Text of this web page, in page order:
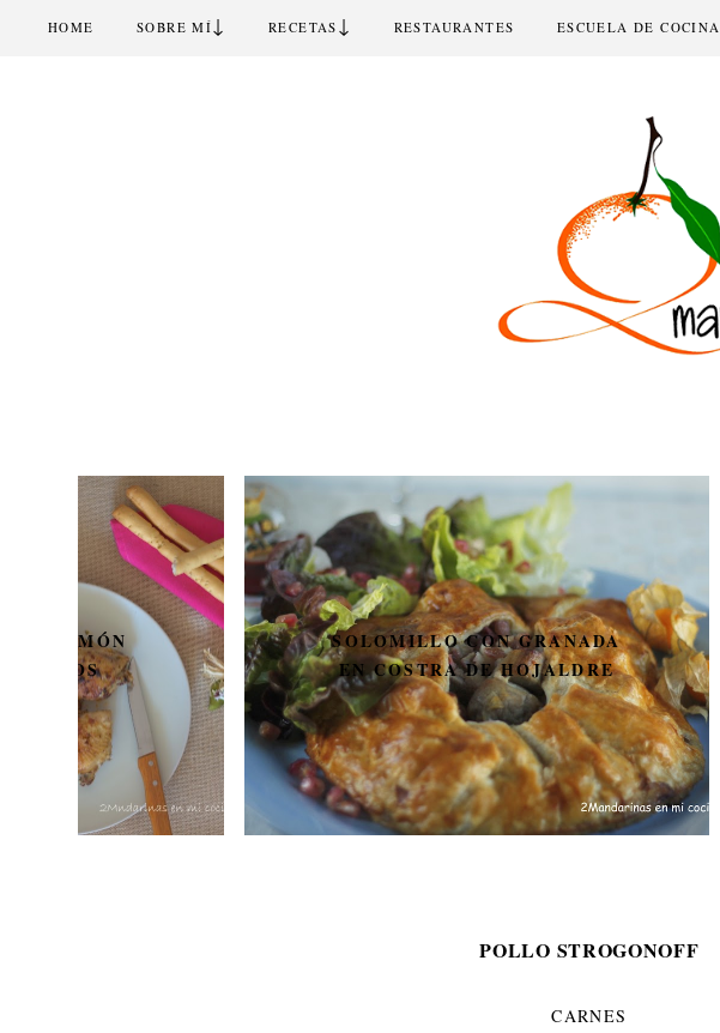
HOME SOBRE MÍ↓ RECETAS ↓ RESTAURANTES ESCUELA DE COCINA
SOLOMILLO CON GRANADA
EN COSTRA DE HOJALDRE
POLLO STROGONOFF
CARNES